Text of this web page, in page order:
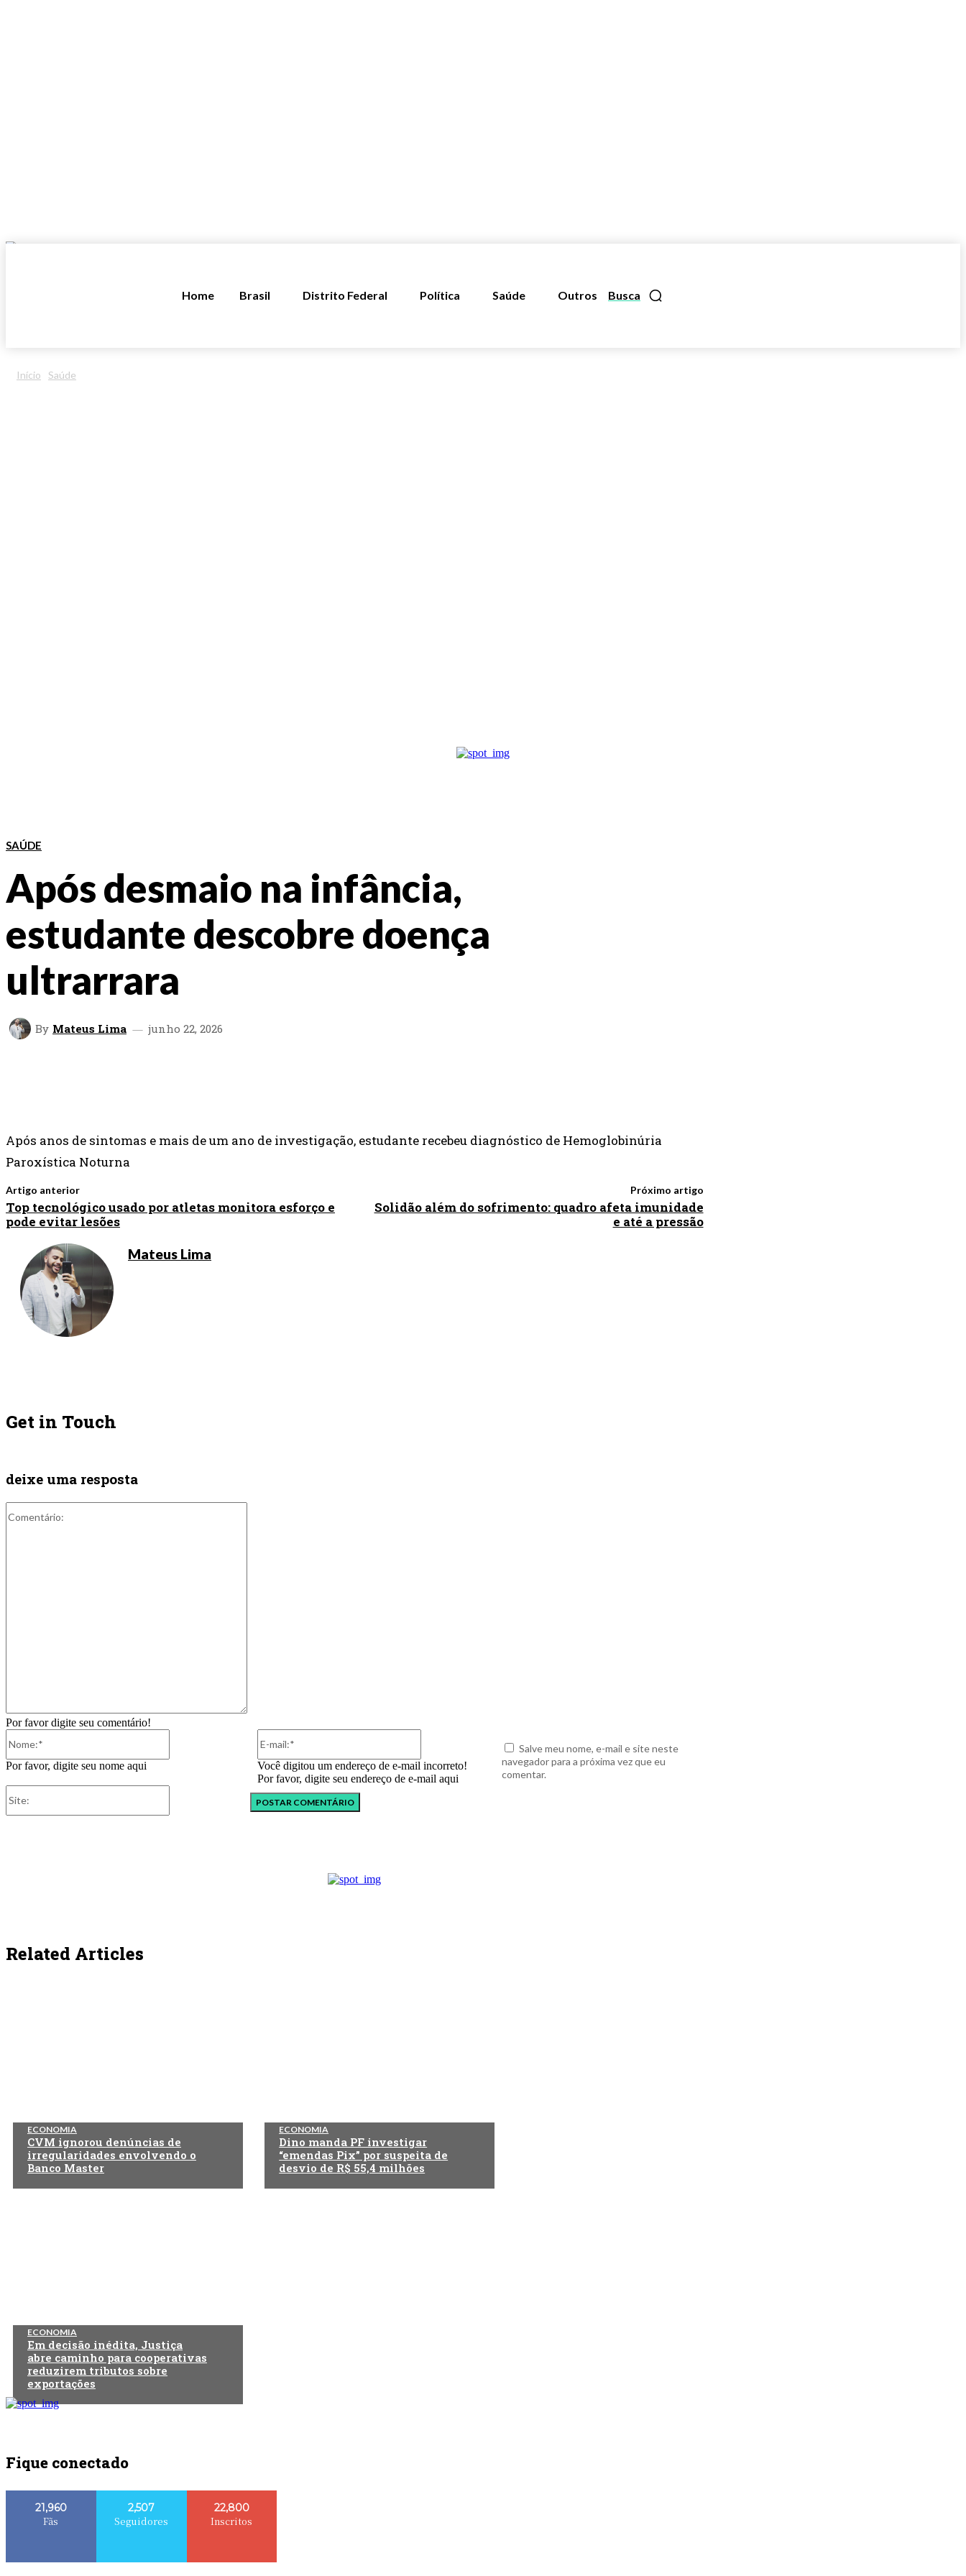
Busca
Home Brasil Distrito Federal Política Saúde Outros
Início Saúde
SAÚDE
Após desmaio na infância,
estudante descobre doença
ultrarrara
By Mateus Lima junho 22, 2026
Após anos de sintomas e mais de um ano de investigação, estudante recebeu diagnóstico de Hemoglobinúria
Paroxística Noturna
Artigo anterior
Top tecnológico usado por atletas monitora esforço e
pode evitar lesões
Próximo artigo
Solidão além do sofrimento: quadro afeta imunidade
e até a pressão
Mateus Lima
Get in Touch
deixe uma resposta
Por favor digite seu comentário!
Por favor, digite seu nome aqui
Você digitou um endereço de e-mail incorreto!
Por favor, digite seu endereço de e-mail aqui
Salve meu nome, e-mail e site neste
navegador para a próxima vez que eu
comentar.
Related Articles
ECONOMIA
CVM ignorou denúncias de
irregularidades envolvendo o
Banco Master
ECONOMIA
Dino manda PF investigar
“emendas Pix” por suspeita de
desvio de R$ 55,4 milhões
ECONOMIA
Em decisão inédita, Justiça
abre caminho para cooperativas
reduzirem tributos sobre
exportações
Fique conectado
21,960
Fãs
2,507
Seguidores
22,800
Inscritos